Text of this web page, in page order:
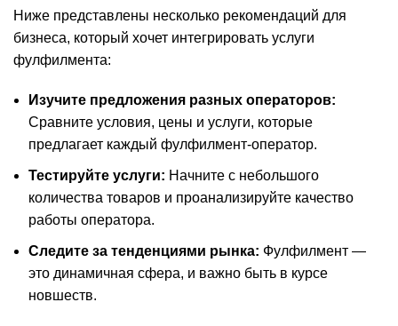
Ниже представлены несколько рекомендаций для
бизнеса, который хочет интегрировать услуги
фулфилмента:
Изучите предложения разных операторов:
Сравните условия, цены и услуги, которые
предлагает каждый фулфилмент-оператор.
Тестируйте услуги: Начните с небольшого
количества товаров и проанализируйте качество
работы оператора.
Следите за тенденциями рынка: Фулфилмент —
это динамичная сфера, и важно быть в курсе
новшеств.